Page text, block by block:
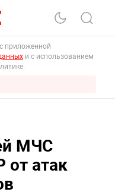
приложенной
и с использованием
МЧС
от атак